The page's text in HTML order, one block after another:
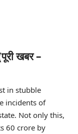
खबर –
in stubble
incidents of
Not only this,
60 crore by